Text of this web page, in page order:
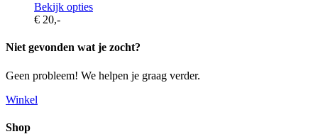
Bekijk opties
€ 20,-
Niet gevonden wat je zocht?
Geen probleem! We helpen je graag verder.
Winkel
Shop